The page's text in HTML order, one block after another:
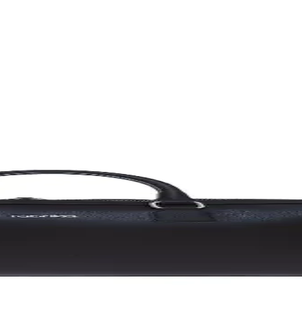
İçin Uygun
iç hacmi ve çeşitli cepleriyle günlük ve iş ihtiyaçlarınızı karşılar.
sunar. Geniş modelleriyle pratik kullanım sağlar, yerli üretim